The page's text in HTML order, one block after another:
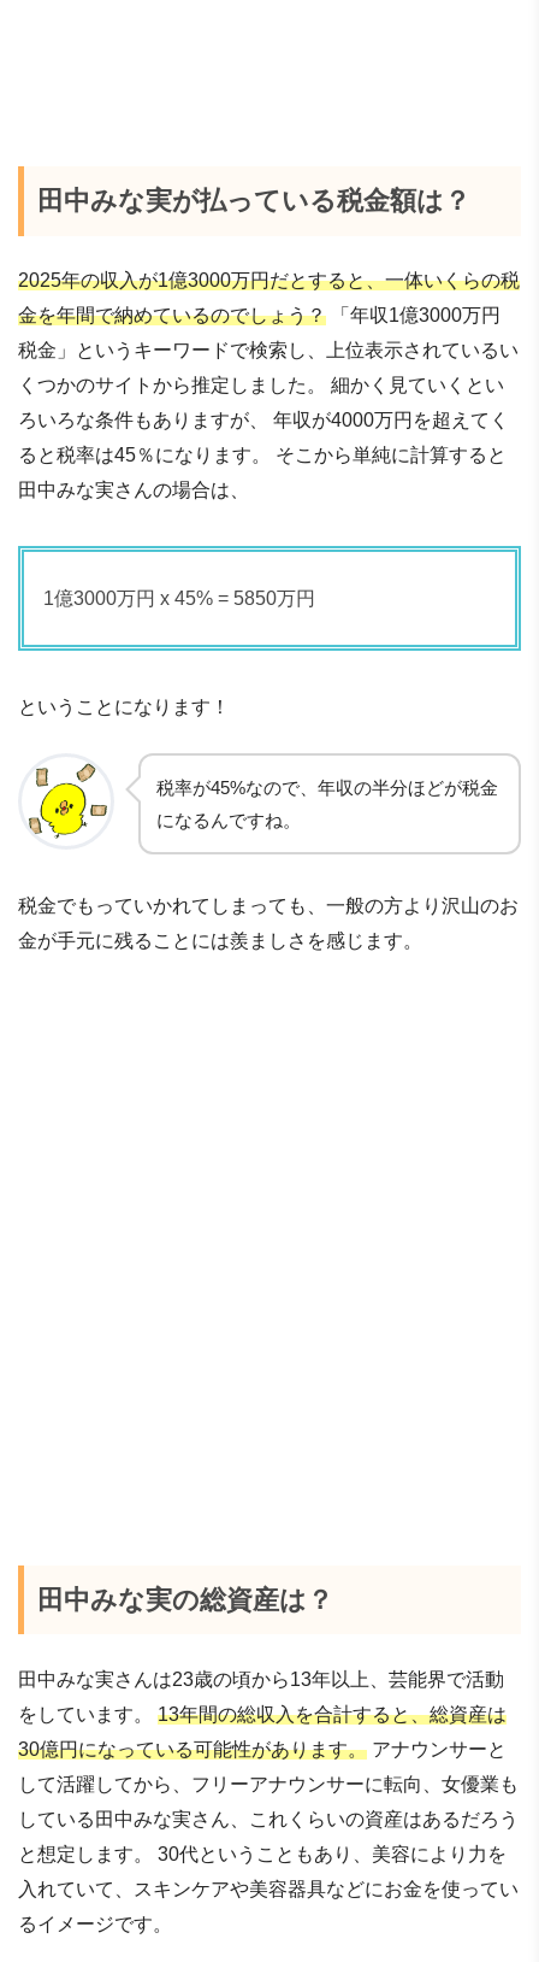
田中みな実が払っている税金額は？
2025年の収入が1億3000万円だとすると、一体いくらの税
金を年間で納めているのでしょう？ 「年収1億3000万円
税金」というキーワードで検索し、上位表示されているい
くつかのサイトから推定しました。 細かく見ていくとい
ろいろな条件もありますが、 年収が4000万円を超えてく
ると税率は45％になります。 そこから単純に計算すると
田中みな実さんの場合は、
1億3000万円 x 45% = 5850万円
ということになります！
税率が45%なので、年収の半分ほどが税金
になるんですね。
税金でもっていかれてしまっても、一般の方より沢山のお
金が手元に残ることには羨ましさを感じます。
田中みな実の総資産は？
田中みな実さんは23歳の頃から13年以上、芸能界で活動
をしています。 13年間の総収入を合計すると、総資産は
30億円になっている可能性があります。 アナウンサーと
して活躍してから、フリーアナウンサーに転向、女優業も
している田中みな実さん、これくらいの資産はあるだろう
と想定します。 30代ということもあり、美容により力を
入れていて、スキンケアや美容器具などにお金を使ってい
るイメージです。